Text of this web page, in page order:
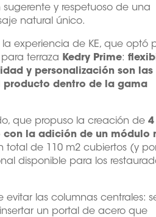
sugerente y respetuoso de una
natural único.
experiencia de KE, que optó
terraza
Kedry Prime:
y personalización son las
dentro de la gama
que propuso la creación de 4
la adición de un módulo
total de 110 m2 cubiertos (y
disponible para los
evitar las columnas centrales:
un portal de acero que